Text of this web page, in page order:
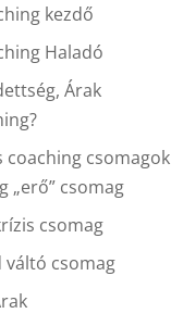
kezdő
Haladó
Árak
coaching csomagok
„erő” csomag
csomag
váltó csomag